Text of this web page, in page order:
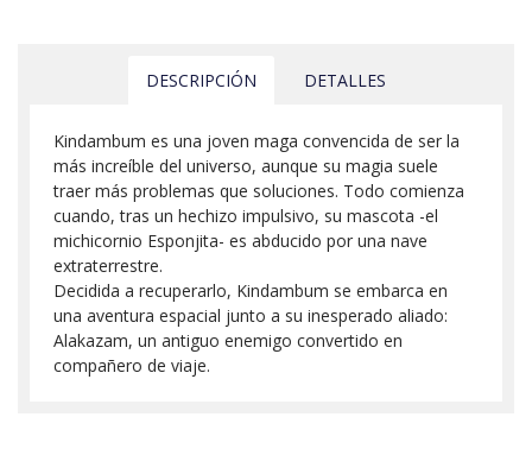
DESCRIPCIÓN DETALLES
Kindambum es una joven maga convencida de ser la
más increíble del universo, aunque su magia suele
traer más problemas que soluciones. Todo comienza
cuando, tras un hechizo impulsivo, su mascota -el
michicornio Esponjita- es abducido por una nave
extraterrestre.
Decidida a recuperarlo, Kindambum se embarca en
una aventura espacial junto a su inesperado aliado:
Alakazam, un antiguo enemigo convertido en
compañero de viaje.